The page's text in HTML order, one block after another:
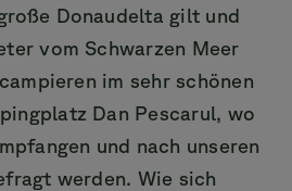
Donaudelta gilt und
vom Schwarzen Meer
im sehr schönen
Dan Pescarul, wo
und nach unseren
werden. Wie sich